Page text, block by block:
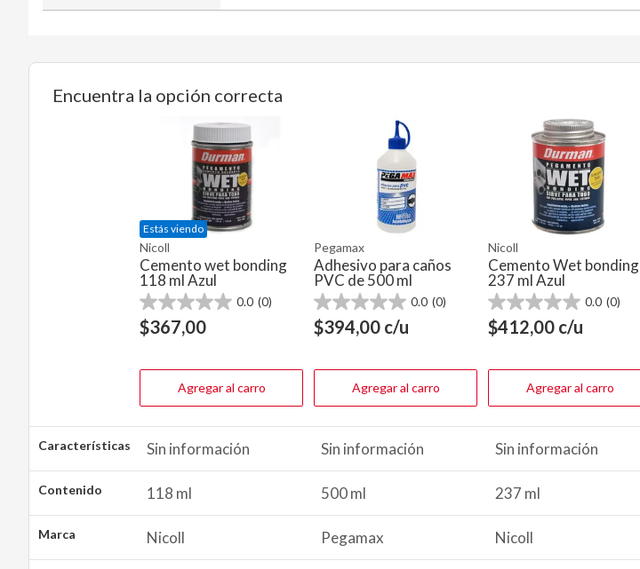
Encuentra la opción correcta
Estás viendo
Nicoll
Cemento wet bonding
118 ml Azul
0.0 (0)
0.0
de
5
$367,00
Agregar al carro
Pegamax
Adhesivo para caños
PVC de 500 ml
0.0 (0)
0.0
de
5
$394,00 c/u
Agregar al carro
Nicoll
Cemento Wet bonding
237 ml Azul
0.0 (0)
0.0
de
5
$412,00 c/u
Agregar al carro
Características Sin información Sin información Sin información
Contenido 118 ml 500 ml 237 ml
Marca Nicoll Pegamax Nicoll